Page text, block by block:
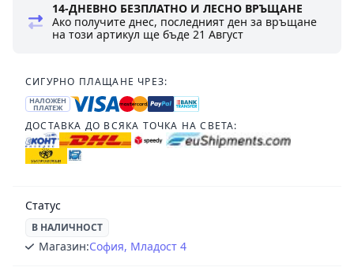
14-ДНЕВНО БЕЗПЛАТНО И ЛЕСНО ВРЪЩАНЕ
Ако получите днес, последният ден за връщане
на този артикул ще бъде21 Август
СИГУРНО ПЛАЩАНЕ ЧРЕЗ:
НАЛОЖЕН
ПЛАТЕЖ
ДОСТАВКА ДО ВСЯКА ТОЧКА НА СВЕТА:
Статус
В НАЛИЧНОСТ
Магазин:София, Младост 4